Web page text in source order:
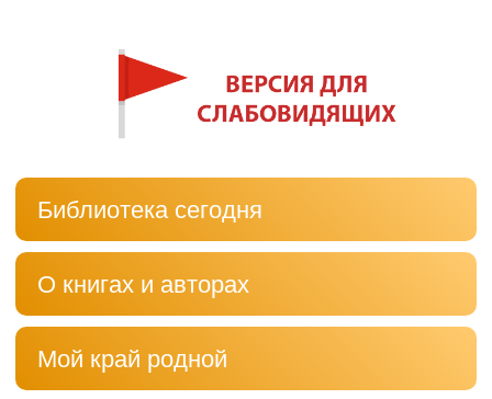
Библиотека сегодня
О книгах и авторах
Мой край родной